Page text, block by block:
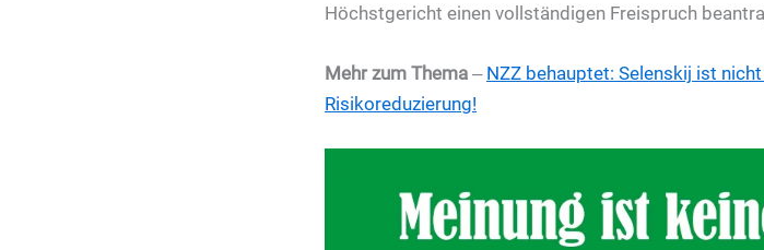
Höchstgericht einen vollständigen Freispruch
Mehr zum Thema ‒ NZZ behauptet: Selenskij ist
Risikoreduzierung!